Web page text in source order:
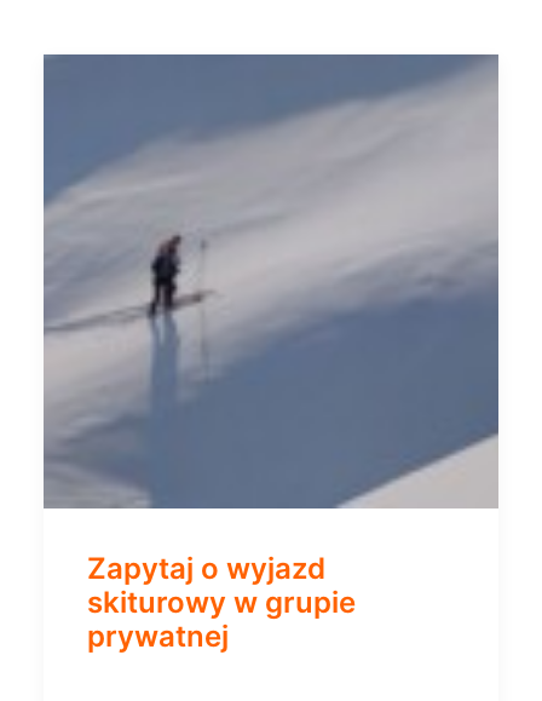
Zapytaj o wyjazd
skiturowy w grupie
prywatnej